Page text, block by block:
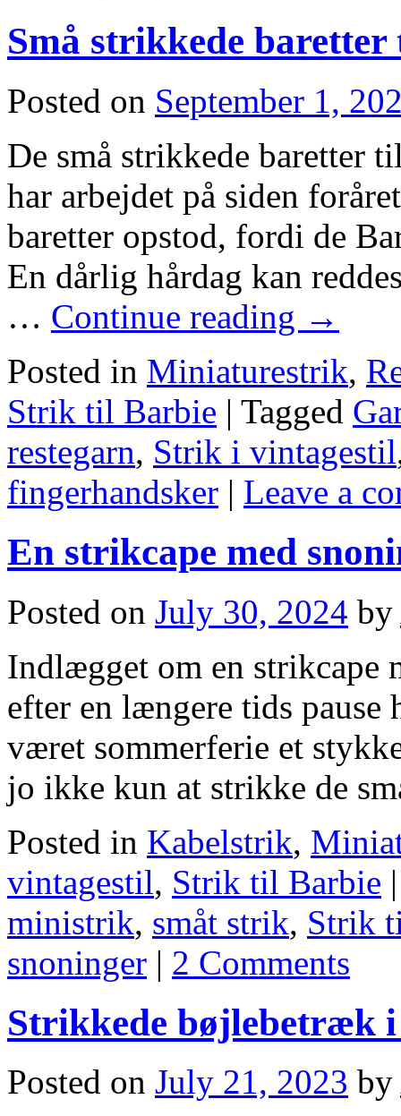
Små strikkede
Posted on September 1,
De små strikkede baretter
har arbejdet på siden
baretter opstod, fordi de
En dårlig hårdag kan
… Continue reading →
Posted in Miniaturestrik,
Strik til Barbie | Tagged
restegarn, Strik i vintagestil
fingerhandsker | Leave a
En strikcape med
Posted on July 30, 2024 by
Indlægget om en strikcape
efter en længere tids pause
været sommerferie et
jo ikke kun at strikke de
Posted in Kabelstrik,
vintagestil, Strik til Barbie |
ministrik, småt strik, Strik
snoninger | 2 Comments
Strikkede bøjlebetræk i
Posted on July 21, 2023 by